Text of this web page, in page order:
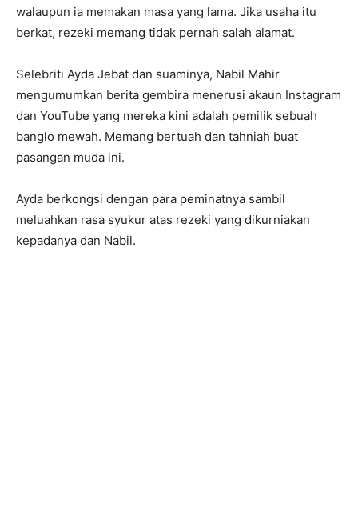
walaupun ia memakan masa yang lama. Jika usaha itu
berkat, rezeki memang tidak pernah salah alamat.
Selebriti Ayda Jebat dan suaminya, Nabil Mahir
mengumumkan berita gembira menerusi akaun Instagram
dan YouTube yang mereka kini adalah pemilik sebuah
banglo mewah. Memang bertuah dan tahniah buat
pasangan muda ini.
Ayda berkongsi dengan para peminatnya sambil
meluahkan rasa syukur atas rezeki yang dikurniakan
kepadanya dan Nabil.